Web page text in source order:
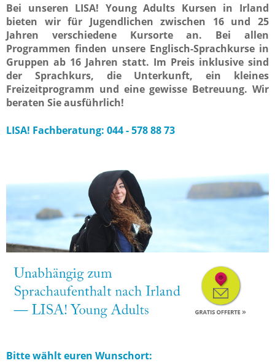
Bei unseren LISA! Young Adults Kursen in Irland
bieten wir für Jugendlichen zwischen 16 und 25
Jahren verschiedene Kursorte an. Bei allen
Programmen finden unsere Englisch-Sprachkurse in
Gruppen ab 16 Jahren statt. Im Preis inklusive sind
der Sprachkurs, die Unterkunft, ein kleines
Freizeitprogramm und eine gewisse Betreuung. Wir
beraten Sie ausführlich!
LISA! Fachberatung: 044 - 578 88 73
Bitte wählt euren Wunschort: